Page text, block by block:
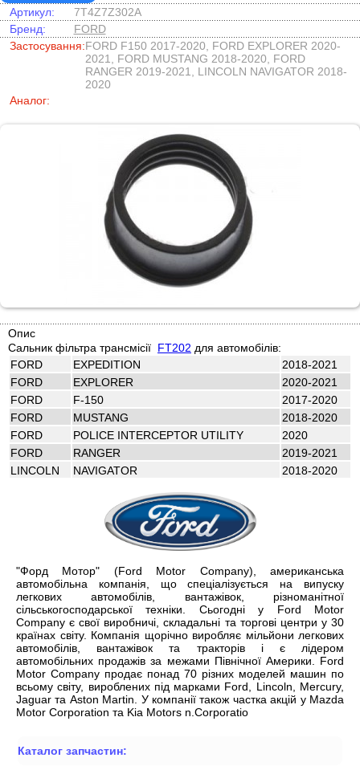
Артикул:
7T4Z7Z302A
Бренд:
FORD
Застосування:FORD F150 2017-2020, FORD EXPLORER 2020-
2021, FORD MUSTANG 2018-2020, FORD
RANGER 2019-2021, LINCOLN NAVIGATOR 2018-
2020
Аналог:
Опис
Сальник фільтра трансмісії FT202 для автомобілів:
FORD
EXPEDITION
2018-2021
FORD
EXPLORER
2020-2021
FORD
F-150
2017-2020
FORD
MUSTANG
2018-2020
FORD
POLICE INTERCEPTOR UTILITY
2020
FORD
RANGER
2019-2021
LINCOLN
NAVIGATOR 2018-2020
"Форд Мотор" (Ford Motor Company), американська
автомобільна компанія, що спеціалізується на випуску
легкових автомобілів, вантажівок, різноманітної
сільськогосподарської техніки. Сьогодні у Ford Motor
Company є свої виробничі, складальні та торгові центри у 30
країнах світу. Компанія щорічно виробляє мільйони легкових
автомобілів, вантажівок та тракторів і є лідером
автомобільних продажів за межами Північної Америки. Ford
Motor Company продає понад 70 різних моделей машин по
всьому світу, вироблених під марками Ford, Lincoln, Mercury,
Jaguar та Aston Martin. У компанії також частка акцій у Mazda
Motor Corporation та Kia Motors n.Corporatio
Каталог запчастин: